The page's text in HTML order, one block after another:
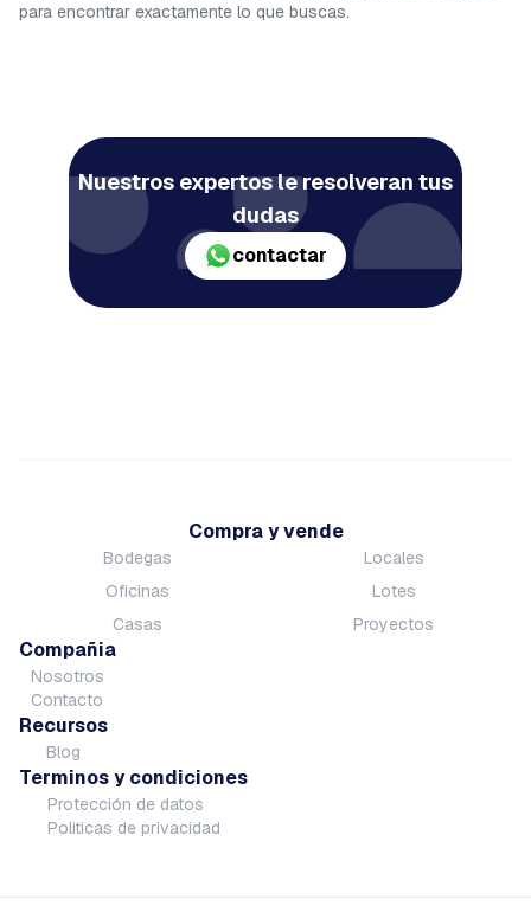
para encontrar exactamente lo que buscas.
Nuestros expertos le resolveran tus
dudas
contactar
Compra y vende
Bodegas
Locales
Oficinas
Lotes
Casas
Proyectos
Compañia
Nosotros
Contacto
Recursos
Blog
Terminos y condiciones
Protección de datos
Politicas de privacidad